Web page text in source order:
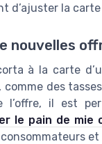
d’ajuster la
nouvelles
à la carte
comme des
l’offre, il est
le pain de mie